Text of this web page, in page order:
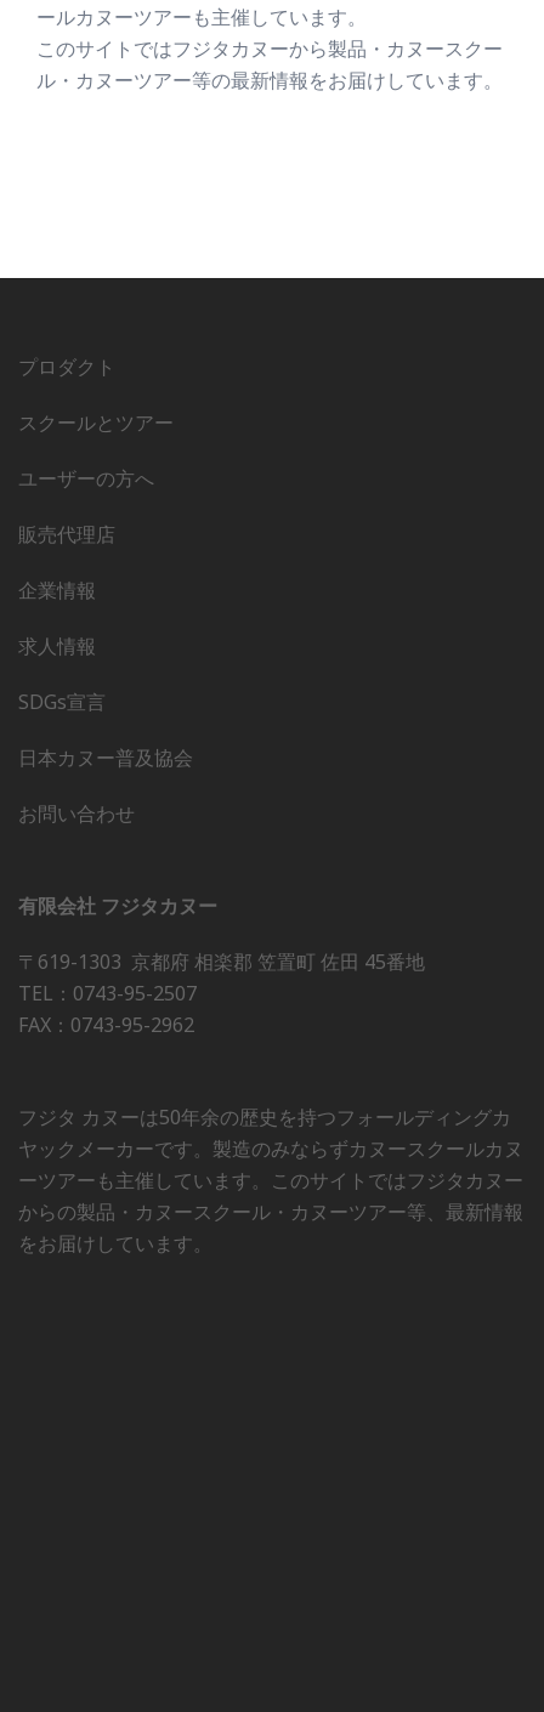
ールカヌーツアーも主催しています。
このサイトではフジタカヌーから製品・カヌースクー
ル・カヌーツアー等の最新情報をお届けしています。
プロダクト
スクールとツアー
ユーザーの方へ
販売代理店
企業情報
求人情報
SDGs宣言
日本カヌー普及協会
お問い合わせ
有限会社 フジタカヌー
〒619-1303 京都府 相楽郡 笠置町 佐田 45番地
TEL：0743-95-2507
FAX：0743-95-2962
フジタ カヌーは50年余の歴史を持つフォールディングカ
ヤックメーカーです。製造のみならずカヌースクールカヌ
ーツアーも主催しています。このサイトではフジタカヌー
からの製品・カヌースクール・カヌーツアー等、最新情報
をお届けしています。